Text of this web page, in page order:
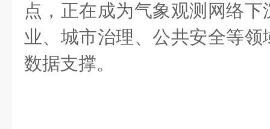
点，正在成为气象观测网络
业、城市治理、公共安全等
数据支撑。